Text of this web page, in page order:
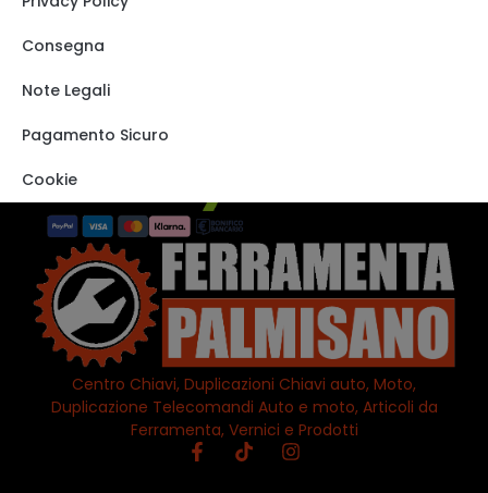
Centro Chiavi, Duplicazioni Chiavi auto, Moto,
Duplicazione Telecomandi Auto e moto, Articoli da
Ferramenta, Vernici e Prodotti
Consegna
Note Legali
Pagamento Sicuro
Cookie
VISITA IL NOSTRO